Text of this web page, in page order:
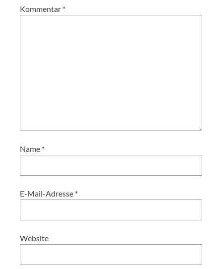
Kommentar *
Name *
E-Mail-Adresse *
Website